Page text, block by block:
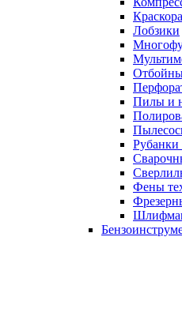
Лобзики
Пилы и
Рубанки
Фены